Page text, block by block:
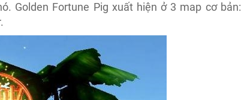
Golden Fortune Pig xuất hiện ở 3 map cơ bản: